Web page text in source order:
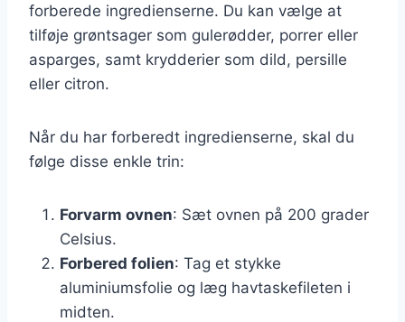
forberede ingredienserne. Du kan vælge at
tilføje grøntsager som gulerødder, porrer eller
asparges, samt krydderier som dild, persille
eller citron.
Når du har forberedt ingredienserne, skal du
følge disse enkle trin:
Forvarm ovnen: Sæt ovnen på 200 grader
Celsius.
Forbered folien: Tag et stykke
aluminiumsfolie og læg havtaskefileten i
midten.